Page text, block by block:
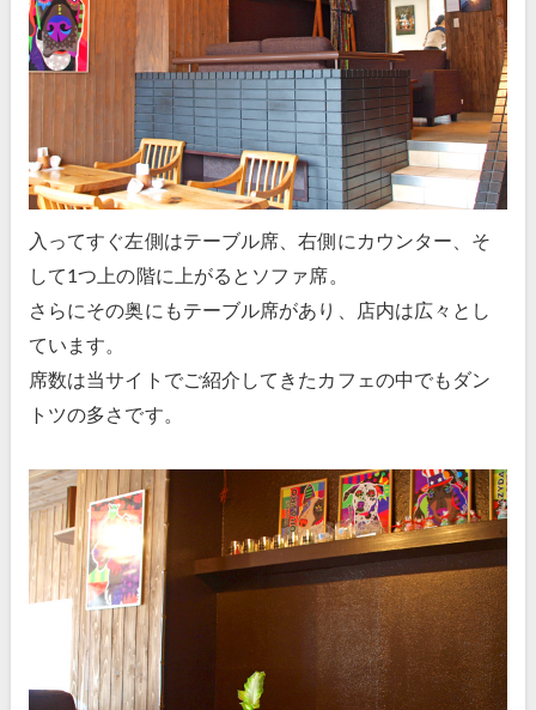
入ってすぐ左側はテーブル席、右側にカウンター、そ
して1つ上の階に上がるとソファ席。
さらにその奥にもテーブル席があり、店内は広々とし
ています。
席数は当サイトでご紹介してきたカフェの中でもダン
トツの多さです。